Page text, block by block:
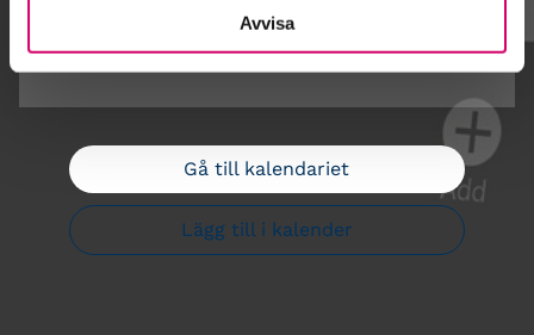
Avvisa
Gå till kalendariet
Lägg till i kalender